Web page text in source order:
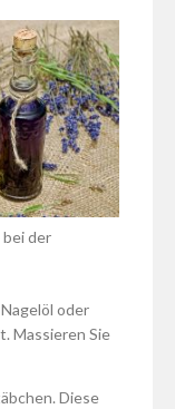
der
oder
Massieren Sie
Diese